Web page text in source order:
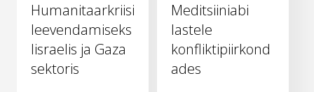
Humanitaarkriisi
leevendamiseks
Iisraelis ja Gaza
sektoris
Meditsiiniabi
lastele
konfliktipiirkond
ades